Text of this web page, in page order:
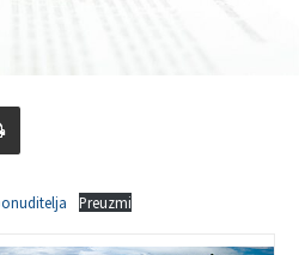
Preuzmi